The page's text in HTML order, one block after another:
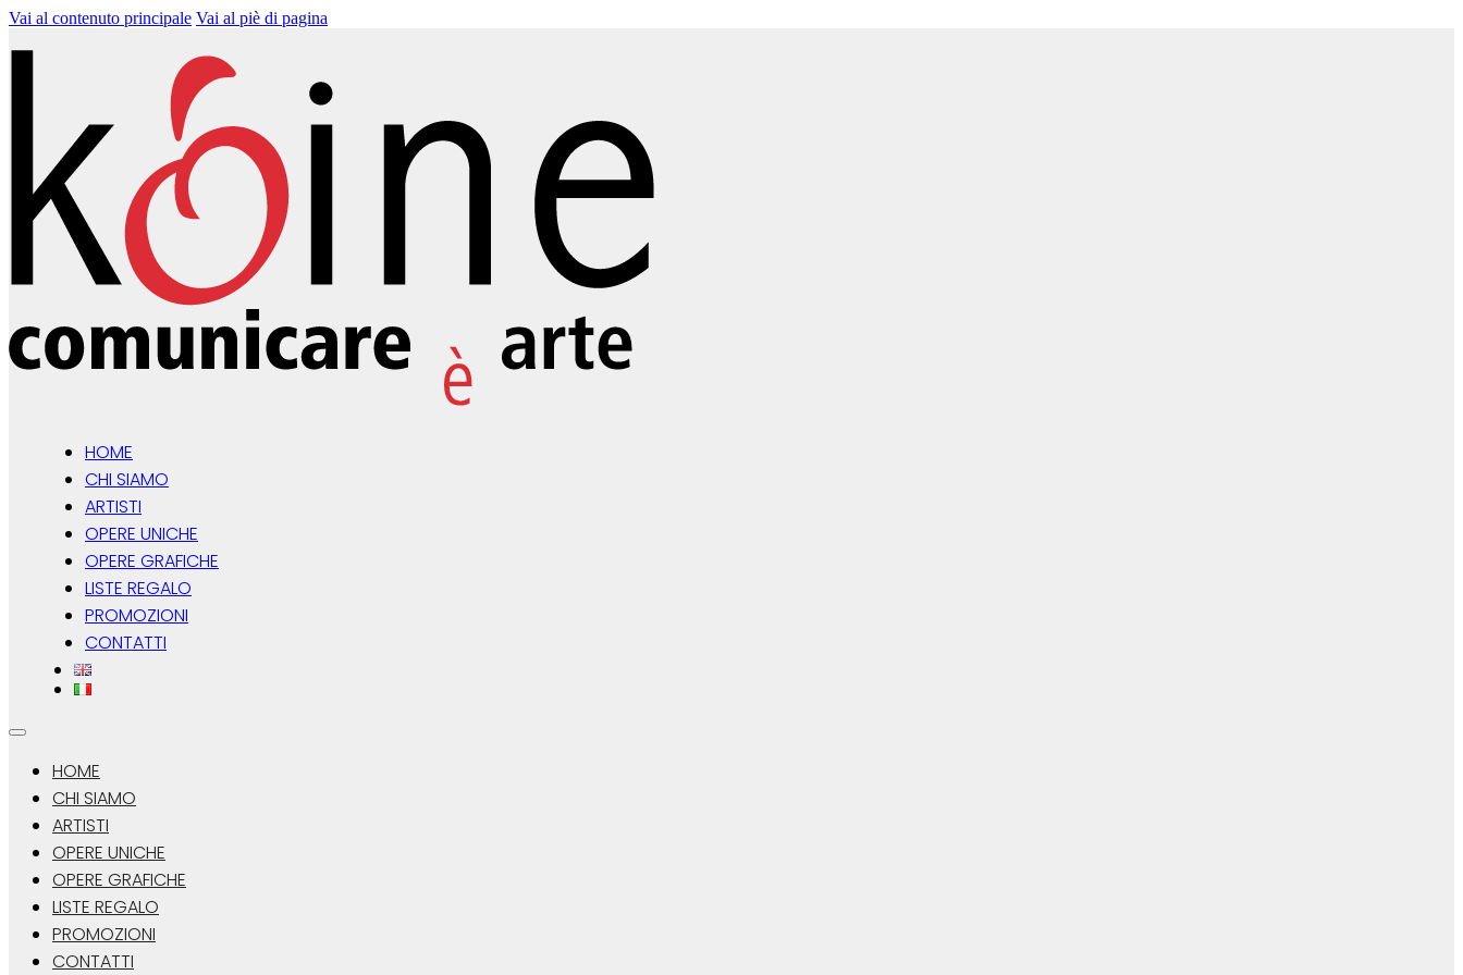
Vai al contenuto principale Vai al piè di pagina
HOME
CHI SIAMO
ARTISTI
OPERE UNICHE
OPERE GRAFICHE
LISTE REGALO
PROMOZIONI
CONTATTI
HOME
CHI SIAMO
ARTISTI
OPERE UNICHE
OPERE GRAFICHE
LISTE REGALO
PROMOZIONI
CONTATTI